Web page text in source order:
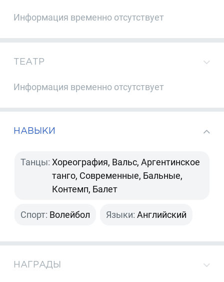
Информация временно отсутствует
ТЕАТР
Информация временно отсутствует
НАВЫКИ
Танцы: Хореография, Вальс, Аргентинское
танго, Современные, Бальные,
Контемп, Балет
Спорт: Волейбол Языки: Английский
НАГРАДЫ